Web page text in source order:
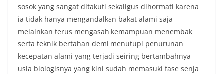
sosok yang sangat ditakuti sekaligus dihormati karena
ia tidak hanya mengandalkan bakat alami saja
melainkan terus mengasah kemampuan menembak
serta teknik bertahan demi menutupi penurunan
kecepatan alami yang terjadi seiring bertambahnya
usia biologisnya yang kini sudah memasuki fase senja